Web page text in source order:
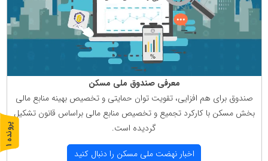
معرفی صندوق ملی مسكن
صندوق برای هم افزایی، تقویت توان حمایتی و تخصیص بهینه منابع مالی
بخش مسكن با كاركرد تجمیع و تخصیص منابع مالی براساس قانون تشكیل
گردیده است.
اخبار نهضت ملی مسكن را دنبال كنید
پ
ر
و
ن
د
ه
1